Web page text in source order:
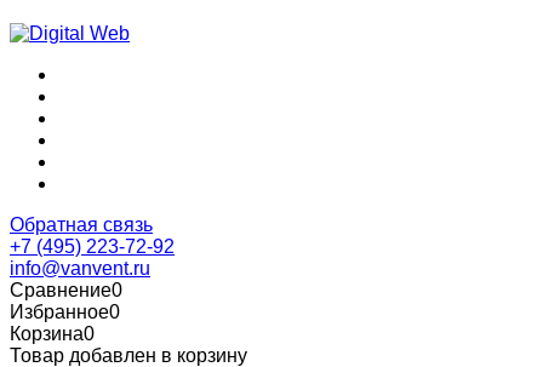
Обратная связь
+7 (495) 223-72-92
info@vanvent.ru
Сравнение0
Избранное0
Корзина0
Товар добавлен в корзину